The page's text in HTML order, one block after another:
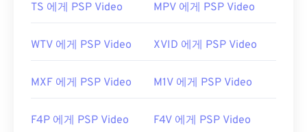
https://www.realnetworks.com/
TS 에게 PSP Video MPV 에게 PSP Video
WTV 에게 PSP Video XVID 에게 PSP Video
MXF 에게 PSP Video M1V 에게 PSP Video
F4P 에게 PSP Video F4V 에게 PSP Video